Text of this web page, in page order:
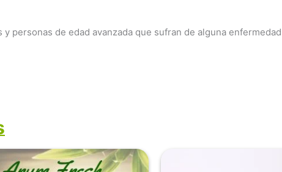
personas de edad avanzada que sufran de alguna